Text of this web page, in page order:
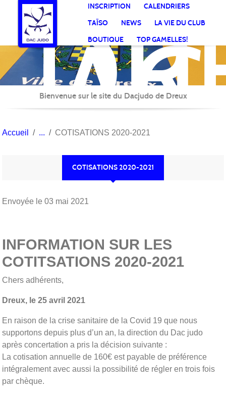
INSCRIPTION
CALENDRIERS
TAÏSO
NEWS
LA VIE DU CLUB
BOUTIQUE
TOP GAMELLES!
AC
Bienvenue sur le site du Dacjudo de Dreux
Accueil COTISATIONS 2020-2021
COTISATIONS 2020-2021
Envoyée le 03 mai 2021
INFORMATION SUR LES
COTITSATIONS 2020-2021
Chers adhérents,
Dreux, le 25 avril 2021
En raison de la crise sanitaire de la Covid 19 que nous
supportons depuis plus d’un an, la direction du Dac judo
après concertation a pris la décision suivante :
La cotisation annuelle de 160€ est payable de préférence
intégralement avec aussi la possibilité de régler en trois fois
par chèque.
Panneau de gestion des cookies